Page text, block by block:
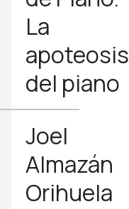
La
apoteosis
del piano
Joel
Almazán
Orihuela